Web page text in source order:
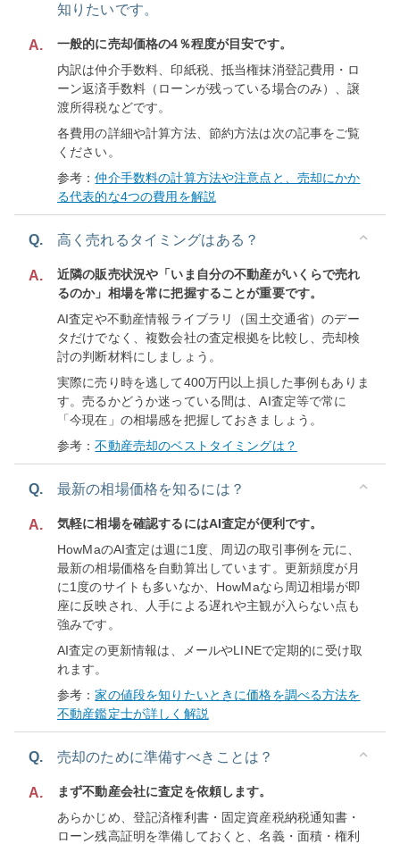
知りたいです。
A.
一般的に売却価格の4％程度が目安です。
内訳は仲介手数料、印紙税、抵当権抹消登記費用・ロ
ーン返済手数料（ローンが残っている場合のみ）、譲
渡所得税などです。
各費用の詳細や計算方法、節約方法は次の記事をご覧
ください。
参考：仲介手数料の計算方法や注意点と、売却にかか
る代表的な4つの費用を解説
Q. 高く売れるタイミングはある？
A.
近隣の販売状況や「いま自分の不動産がいくらで売れ
るのか」相場を常に把握することが重要です。
AI査定や不動産情報ライブラリ（国土交通省）のデー
タだけでなく、複数会社の査定根拠を比較し、売却検
討の判断材料にしましょう。
実際に売り時を逃して400万円以上損した事例もありま
す。売るかどうか迷っている間は、AI査定等で常に
「今現在」の相場感を把握しておきましょう。
参考：不動産売却のベストタイミングは？
Q. 最新の相場価格を知るには？
A.
気軽に相場を確認するにはAI査定が便利です。
HowMaのAI査定は週に1度、周辺の取引事例を元に、
最新の相場価格を自動算出しています。更新頻度が月
に1度のサイトも多いなか、HowMaなら周辺相場が即
座に反映され、人手による遅れや主観が入らない点も
強みです。
AI査定の更新情報は、メールやLINEで定期的に受け取
れます。
参考：家の値段を知りたいときに価格を調べる方法を
不動産鑑定士が詳しく解説
Q. 売却のために準備すべきことは？
A.
まず不動産会社に査定を依頼します。
あらかじめ、登記済権利書・固定資産税納税通知書・
ローン残高証明を準備しておくと、名義・面積・権利